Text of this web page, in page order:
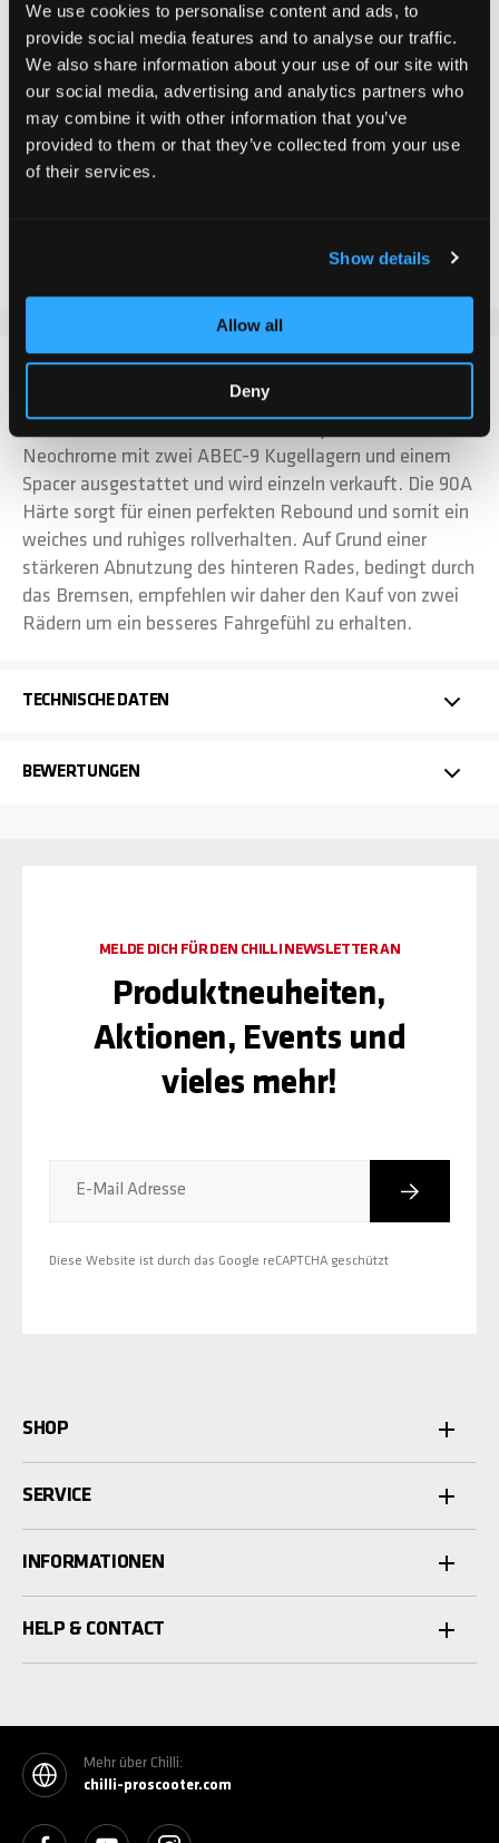
We use cookies to personalise content and ads, to
provide social media features and to analyse our traffic.
We also share information about your use of our site with
our social media, advertising and analytics partners who
may combine it with other information that you’ve
provided to them or that they’ve collected from your use
of their services.
Show details
Allow all
Deny
CHF 34.90
In den Warenkorb
DETAILS
Neochrome mit zwei ABEC-9 Kugellagern und einem
Spacer ausgestattet und wird einzeln verkauft. Die 90A
Härte sorgt für einen perfekten Rebound und somit ein
weiches und ruhiges rollverhalten. Auf Grund einer
stärkeren Abnutzung des hinteren Rades, bedingt durch
das Bremsen, empfehlen wir daher den Kauf von zwei
Rädern um ein besseres Fahrgefühl zu erhalten.
TECHNISCHE DATEN
BEWERTUNGEN
E-Mail Adresse
Diese Website ist durch das Google reCAPTCHA geschützt
MELDE DICH FÜR DEN CHILLI NEWSLETTER AN
Produktneuheiten,
Aktionen, Events und
vieles mehr!
SHOP
SERVICE
INFORMATIONEN
HELP & CONTACT
Mehr über Chilli:
chilli-proscooter.com
See our FacebookSee our YouTube channel
See our Instagram